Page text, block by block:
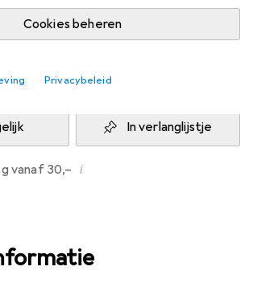
Cookies beheren
Privacybeleid
per eenheid
14%
EUR
5,55
per eenheid
−21%
EUR
5,04
−28%
2 stuks toe aan winkelmandje
In verlanglijstje
vanaf 30,– i